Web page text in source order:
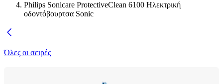
Philips Sonicare ProtectiveClean 6100 Ηλεκτρική
οδοντόβουρτσα Sonic
Όλες οι σειρές